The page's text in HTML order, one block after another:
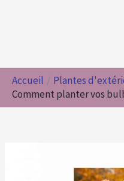
Accueil
Plantes
Comment planter vos